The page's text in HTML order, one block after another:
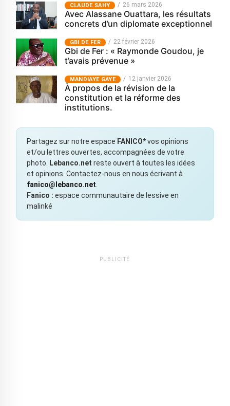
CLAUDE SAHY 26 mars 2026
Avec Alassane Ouattara, les résultats
concrets d’un diplomate exceptionnel
GBI DE FER 22 février 2026
Gbi de Fer : « Raymonde Goudou, je
t’avais prévenue »
MANDIAYE GAYE 12 janvier 2026
À propos de la révision de la
constitution et la réforme des
institutions.
Partagez sur notre espace FANICO*vos opinions
et/ou lettres ouvertes, accompagnées de votre
photo.
Lebanco.net reste ouvert à toutes les idées
et opinions. Contactez-nous en nous écrivant à
fanico@lebanco.net
Fanico : espace communautaire de lessive en
malinké
PUBLICITÉ